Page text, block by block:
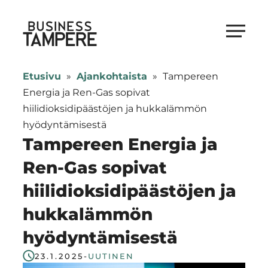
suoraan
sisältöön
Business Tampere
Tampere
supports
talents,
investors
and
entrepreneurs
in
making
smooth
start
in
Etusivu » Ajankohtaista » Tampereen
Energia ja Ren-Gas sopivat
hiilidioksidipäästöjen ja hukkalämmön
hyödyntämisestä
Tampereen Energia ja
Ren-Gas sopivat
hiilidioksidipäästöjen ja
hukkalämmön
hyödyntämisestä
23.1.2025-UUTINEN